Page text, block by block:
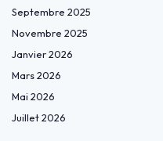
Septembre 2025
Novembre 2025
Janvier 2026
Mars 2026
Mai 2026
Juillet 2026